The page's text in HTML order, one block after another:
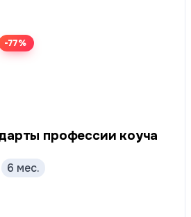
-77%
профессии коуча
6 мес.